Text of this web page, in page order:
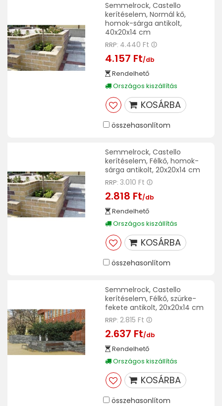
Semmelrock, Castello
kerítéselem, Normál kő,
homok-sárga antikolt,
40x20x14 cm
RRP: 4.440 Ft
4.157 Ft/db
Rendelhető
Országos kiszállítás
KOSÁRBA
összehasonlítom
Semmelrock, Castello
kerítéselem, Félkő, homok-
sárga antikolt, 20x20x14 cm
RRP: 3.010 Ft
2.818 Ft/db
Rendelhető
Országos kiszállítás
KOSÁRBA
összehasonlítom
Semmelrock, Castello
kerítéselem, Félkő, szürke-
fekete antikolt, 20x20x14 cm
RRP: 2.815 Ft
2.637 Ft/db
Rendelhető
Országos kiszállítás
KOSÁRBA
összehasonlítom